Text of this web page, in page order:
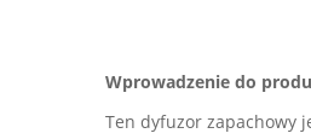
Wprowadzenie do
Ten dyfuzor zapachowy